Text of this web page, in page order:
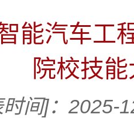
能汽车工
院校技
时间]：2025-